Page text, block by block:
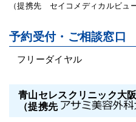
（提携先 セイコメディカルビュ
予約受付・ご相談窓口
フリーダイヤル
青山セレスクリニック大
（提携先